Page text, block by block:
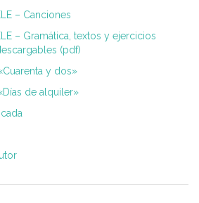
– Canciones
– Gramática, textos y ejercicios
(pdf)
y dos»
de alquiler»